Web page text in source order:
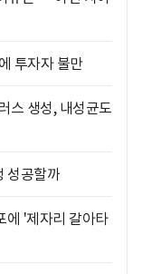
투자자 불만
스 생성, 내성균도
성공할까
'제자리 갈아타